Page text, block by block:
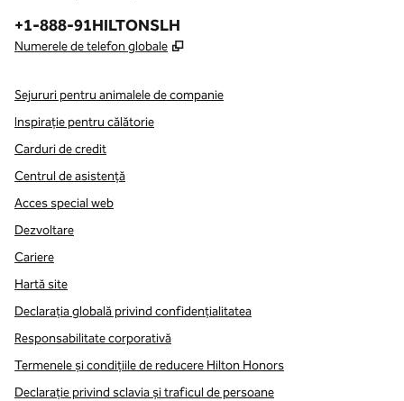
Telefon:
+1-888-91HILTONSLH
Numerele de telefon globale ,
Sejururi pentru animalele de companie
Inspirație pentru călătorie
Carduri de credit
Centrul de asistență
Acces special web
Dezvoltare
Cariere
Hartă site
Declarația globală privind confidenţialitatea
Responsabilitate corporativă
Termenele și condițiile de reducere Hilton Honors
Declarație privind sclavia și traficul de persoane